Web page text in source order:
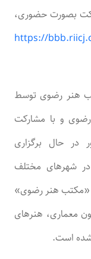
بصورت حضوری،
https://
هنر رضوی توسط
و با مشارکت
در حال برگزاری
شهر‌های مختلف
«مکتب هنر رضوی»
معماری، هنر‌های
است.